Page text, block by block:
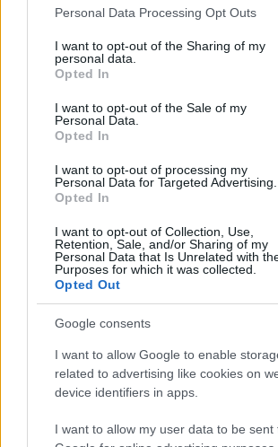
Please note that this website/app uses one
not limited to your visit or usage behaviour.
grant or deny consent to Google and its
use your data for below specified purposes
consent section.
Personal Data Processing Opt Outs
I want to opt-out of the Sharing of my
personal data.
Opted In
I want to opt-out of the Sale of my
Personal Data.
Opted In
I want to opt-out of processing my
Personal Data for Targeted Advertising.
Opted In
I want to opt-out of Collection, Use,
Retention, Sale, and/or Sharing of my
Personal Data that Is Unrelated with
Purposes for which it was collected.
Opted Out
Google consents
I want to allow Google to enable
related to advertising like cookies on
device identifiers in apps.
I want to allow my user data to be sent
Kritika: Feledés